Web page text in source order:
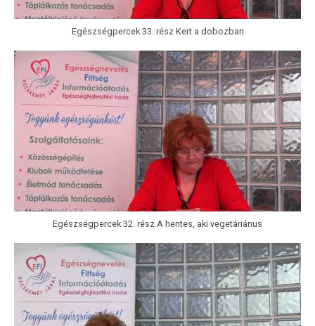
Egészségpercek 33. rész Kert a dobozban
Egészségpercek 32. rész A hentes, aki vegetáriánus